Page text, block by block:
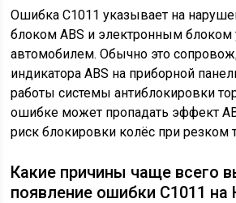
Ошибка С1011 указывает на
блоком ABS и электронным блоком
автомобилем. Обычно это
индикатора ABS на приборной
работы системы антиблокировки
ошибке может пропадать эффект
риск блокировки колёс при резком
Какие причины чаще всего
появление ошибки С1011 на